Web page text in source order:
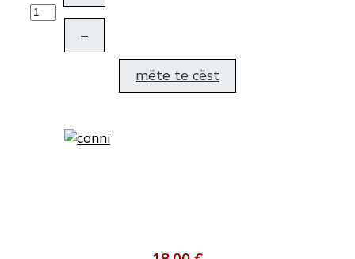
–
mëte te cëst